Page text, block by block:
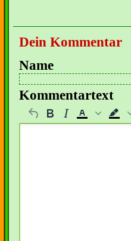
Dein Kommentar
Name
Kommentartext